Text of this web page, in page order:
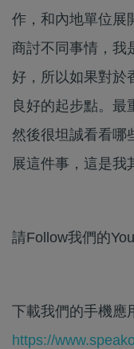
作，和內地單位展
商討不同事情，我
好，所以如果對於
良好的起步點。最
然後很坦誠看看哪
展這件事，這是我
請Follow我們的
下載我們的手機應
https://